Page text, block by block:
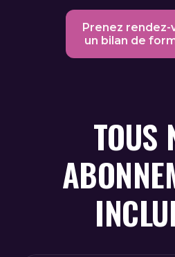
Prenez rendez-
un bilan de
TOUS